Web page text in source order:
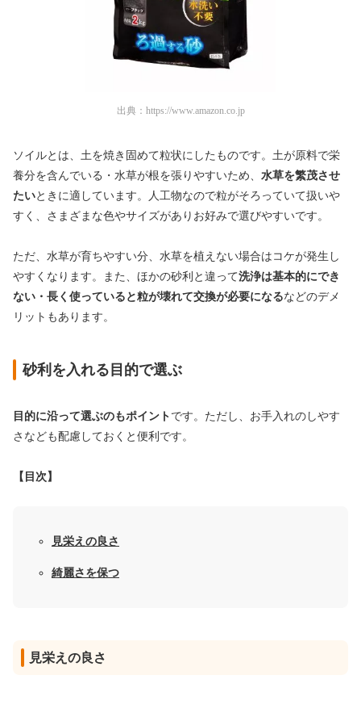
出典： https://www.amazon.co.jp
ソイルとは、土を焼き固めて粒状にしたものです。土が原料で栄
養分を含んでいる・水草が根を張りやすいため、 水草を繁茂させ
たいときに適しています。人工物なので粒がそろっていて扱いや
すく、さまざまな色やサイズがありお好みで選びやすいです。
ただ、水草が育ちやすい分、水草を植えない場合はコケが発生し
やすくなります。また、ほかの砂利と違って洗浄は基本的にでき
ない・長く使っていると粒が壊れて交換が必要になるなどのデメ
リットもあります。
砂利を入れる目的で選ぶ
目的に沿って選ぶのもポイント です。ただし、お手入れのしやす
さなども配慮しておくと便利です。
【目次】
見栄えの良さ
綺麗さを保つ
見栄えの良さ